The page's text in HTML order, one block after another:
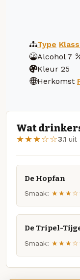
Type
Alcohol 7
Kleur 25
Herkomst
Wat
★★★☆☆3.1 uit
De Hopfan
Smaak:
De Tripel-
Smaak: